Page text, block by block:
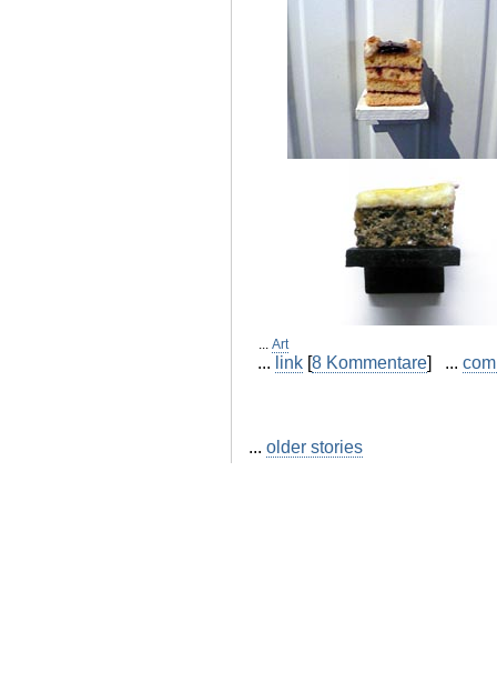
... Art
... link [8 Kommentare] ...
... older stories